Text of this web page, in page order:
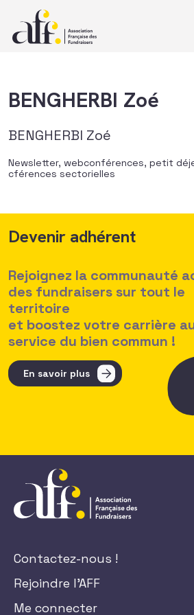
BENGHERBI Zoé
BENGHERBI Zoé
Newsletter, webconférences, petit
cférences sectorielles
Devenir adhérent
Rejoignez la communauté
des fundraisers sur tout le
territoire
et boostez votre carrière
service du bien commun !
En savoir plus
Contactez-nous !
Rejoindre l'AFF
Me connecter